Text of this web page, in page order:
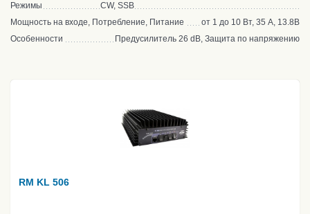
Режимы
CW, SSB
Мощность на входе, Потребление, Питание
от 1 до 10 Вт, 35 А, 13.8В
Особенности
Предусилитель 26 dB, Защита по напряжению
RM KL 506